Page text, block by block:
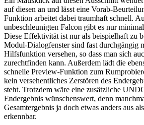
auf diesen an und lässt eine Vorab-
Funktion arbeitet dabei traumhaft schnell.
unbeschleunigten Falcon gibt es nur
Diese Effektivität ist nur als beispielhaft zu
Modul-Dialogfenster sind fast durchgängig
Hilfsfunktion versehen, so dass man sich
zurechtfinden kann. Außerdem lädt die
schnelle Preview-Funktion zum
kein versehentliches Zerstören des
steht. Trotzdem wäre eine zusätzliche
Endergebnis wünschenswert, denn
Gesamtergebnis ja doch etwas anders aus
erkennbar.